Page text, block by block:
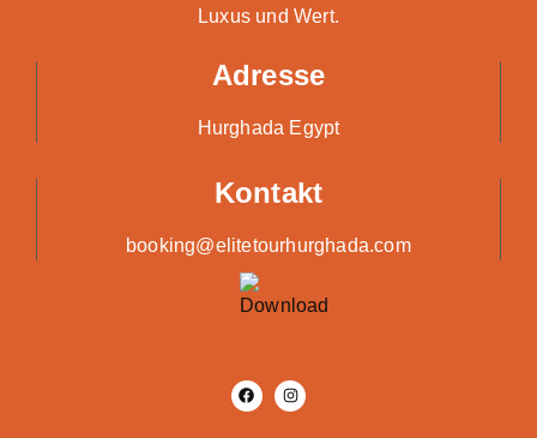
Luxus und Wert.
Adresse
Hurghada Egypt
Kontakt
booking@elitetourhurghada.com